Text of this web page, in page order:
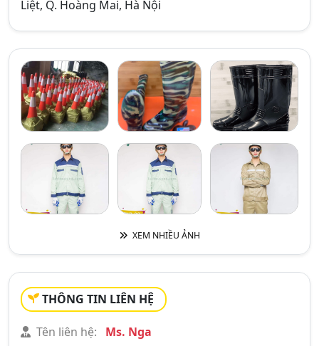
Liệt, Q. Hoàng Mai, Hà Nội
XEM NHIỀU ẢNH
THÔNG TIN LIÊN HỆ
Tên liên hệ:
Ms. Nga